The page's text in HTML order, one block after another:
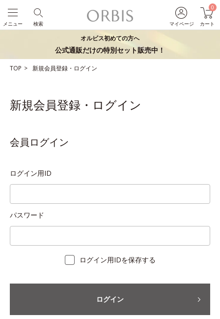
マイページ
0
カート
検索
メニュー
オルビス初めての方へ
公式通販だけの特別セット販売中！
TOP 新規会員登録・ログイン
新規会員登録・ログイン
会員ログイン
ログイン用ID
パスワード
ログイン用IDを保存する
ログイン